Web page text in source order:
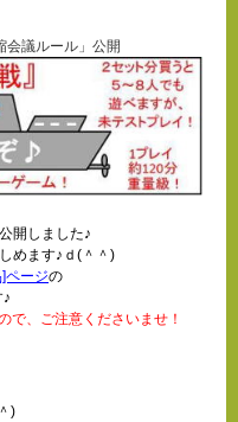
会議ルール」公開
開しました♪
めます♪ｄ(＾＾)
ページの
、ご注意くださいませ！
)